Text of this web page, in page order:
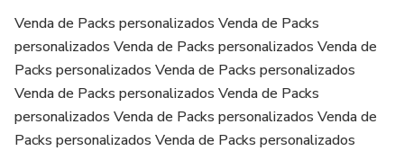
Venda de Packs personalizados Venda de Packs
personalizados Venda de Packs personalizados Venda de
Packs personalizados Venda de Packs personalizados
Venda de Packs personalizados Venda de Packs
personalizados Venda de Packs personalizados Venda de
Packs personalizados Venda de Packs personalizados